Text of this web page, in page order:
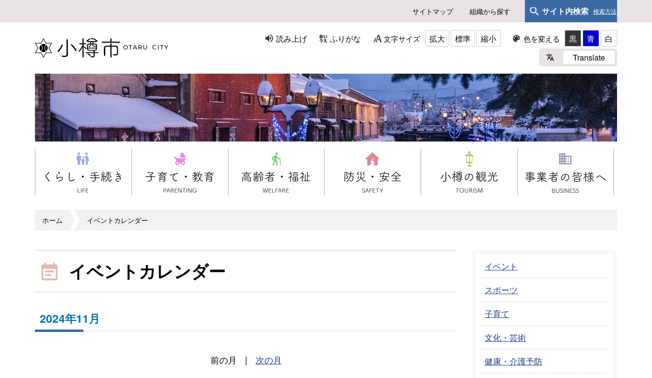
サイトマップ 組織から探す サイト内検索 検索方法
読み上げ ふりがな 文字サイズ 拡大 標準 縮小 色を変える 黒 青
白
Translate
ホーム イベントカレンダー
イベントカレンダー
2024年11月
前の月 | 次の月
イベント
スポーツ
子育て
文化・芸術
健康・介護予防